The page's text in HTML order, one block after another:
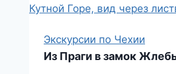
sи
Экскурсии по Чехии
Из Праги в замок